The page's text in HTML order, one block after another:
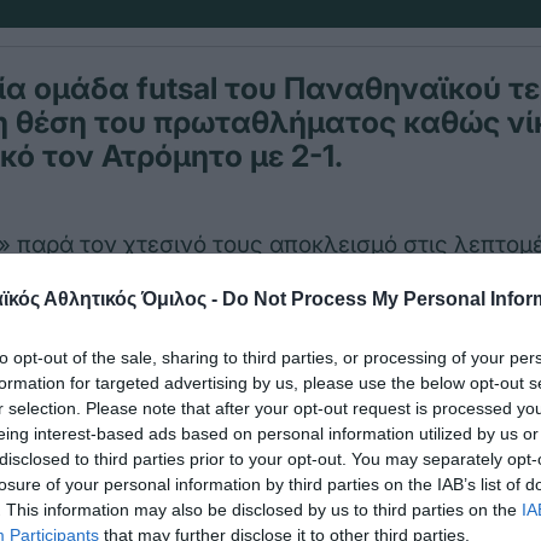
Αθλητικός Όμιλος - Do Not Process My Personal
opt-out of the sale, sharing to third parties, or processing of your
for targeted advertising by us, please use the below opt-out
selection. Please note that after your opt-out request is processed
interest-based ads based on personal information utilized by us
to third parties prior to your opt-out. You may separately
of your personal information by third parties on the IAB’s list of
This information may also be disclosed by us to third parties on the
Participants that may further disclose it to other third parties.
ομάδα futsal του Παναθηναϊκού
θέση του πρωταθλήματος καθώς
τον Ατρόμητο με 2-1.
παρά τον χτεσινό τους αποκλεισμό στις
θέση.
πέτυχαν οι Μπριάνα και Δέλιου , τα
για να πάρει ο ΠΑΟ τη συγκεκριμένη νίκη
: Πετροπούλου, Ανδρή, Δέλιου, Ανδρικοπούλου,
Δημητρίου, Λόγου, Ιωάννου,